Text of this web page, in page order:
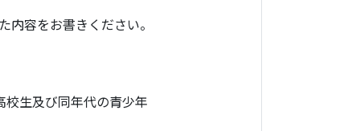
内容をお書きください。
校生及び同年代の青少年